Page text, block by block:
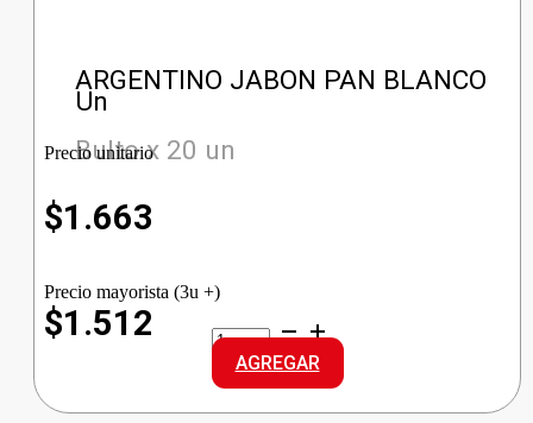
ARGENTINO JABON PAN BLANCO
Un
Bulto x 20 un
Precio unitario
$1.663
Precio mayorista (3u +)
$1.512
ARGENTINO
JABON
PAN
BLANCO
cantidad
AGREGAR